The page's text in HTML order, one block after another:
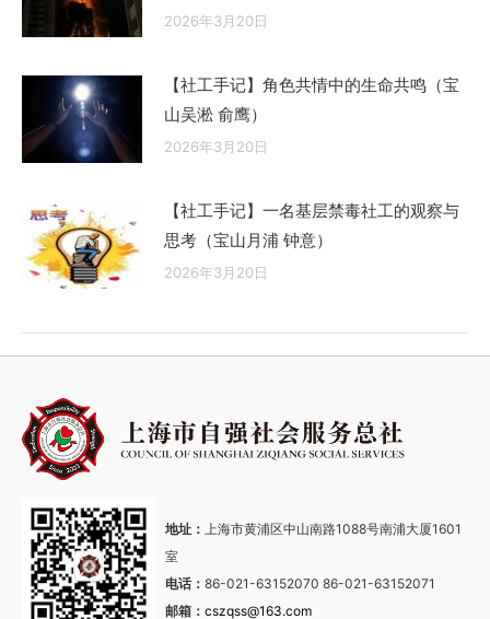
2026年3月20日
【社工手记】角色共情中的生命共鸣（宝
山吴淞 俞鹰）
2026年3月20日
【社工手记】一名基层禁毒社工的观察与
思考（宝山月浦 钟意）
2026年3月20日
地址： 上海市黄浦区中山南路1088号南浦大厦1601
室
电话： 86-021-63152070 86-021-63152071
邮箱： cszqss@163.com